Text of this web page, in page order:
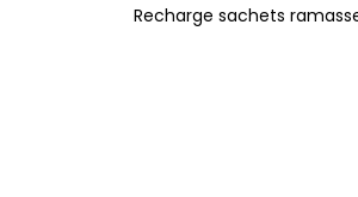
Recharge sachets